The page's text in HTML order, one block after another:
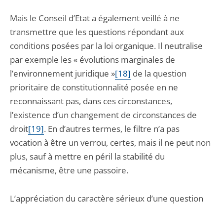
Mais le Conseil d’Etat a également veillé à ne
transmettre que les questions répondant aux
conditions posées par la loi organique. Il neutralise
par exemple les « évolutions marginales de
l’environnement juridique »[18] de la question
prioritaire de constitutionnalité posée en ne
reconnaissant pas, dans ces circonstances,
l’existence d’un changement de circonstances de
droit[19]. En d’autres termes, le filtre n’a pas
vocation à être un verrou, certes, mais il ne peut non
plus, sauf à mettre en péril la stabilité du
mécanisme, être une passoire.
L’appréciation du caractère sérieux d’une question